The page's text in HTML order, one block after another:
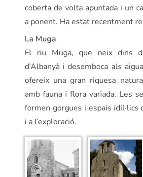
coberta de volta apuntada i un
a ponent. Ha estat recentment
La Muga
El riu Muga, que neix dins
d’Albanyà i desemboca als
ofereix una gran riquesa
amb fauna i flora variada. Les
formen gorgues i espais idíl·lics
i a l’exploració.